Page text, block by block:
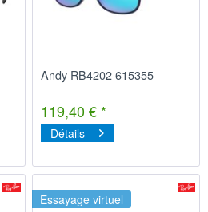
Andy RB4202 615355
119,40 € *
Détails
Essayage virtuel